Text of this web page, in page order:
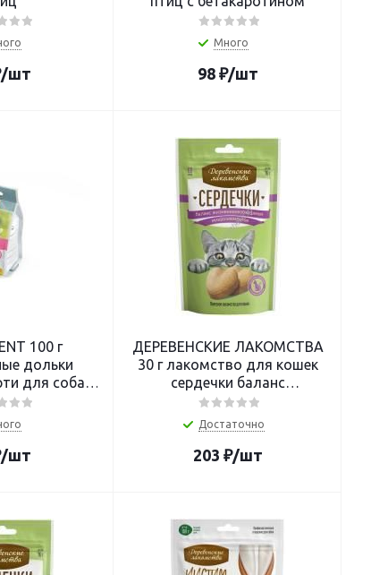
/шт
Много
98₽/шт
100 г
дольки
для собак
г
/шт
ДЕРЕВЕНСКИЕ ЛАКОМСТВА
30 г лакомство для кошек
сердечки баланс
жизненнонеобходимых
микроэл-в
Достаточно
203 ₽/шт